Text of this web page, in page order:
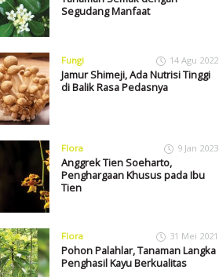
Segudang Manfaat
Fungi 14 Agu 2022
Jamur Shimeji, Ada Nutrisi Tinggi
di Balik Rasa Pedasnya
Flora 9 Jan 2023
Anggrek Tien Soeharto,
Penghargaan Khusus pada Ibu
Tien
Flora 31 Mei 2021
Pohon Palahlar, Tanaman Langka
Penghasil Kayu Berkualitas